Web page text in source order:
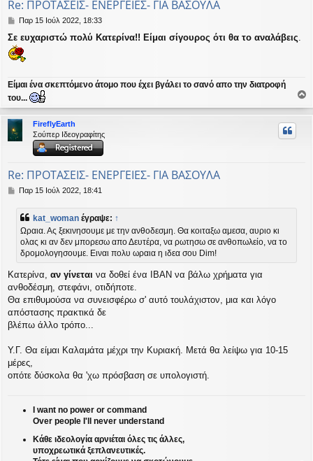
Re: ΠΡΟΤΑΣΕΙΣ- ΕΝΕΡΓΕΙΕΣ- ΓΙΑ ΒΑΣΟΥΛΑ
Δ
μ
ο
σ
ε
σ
η
Παρ 15 Ιούλ 2022, 18:33
Σε ευχαριστώ πολύ Κατερίνα!! Είμαι σίγουρος ότι θα το αναλάβεις.
Είμαι ένα σκεπτόμενο άτομο που έχει βγάλει το σανό απο την διατροφή
του...
ο
ρ
FireflyEarth
Σούπερ Ιδεογραφίτης
Re: ΠΡΟΤΑΣΕΙΣ- ΕΝΕΡΓΕΙΕΣ- ΓΙΑ ΒΑΣΟΥΛΑ
Δ
σ
σ
η
Παρ 15 Ιούλ 2022, 18:41
kat_woman έγραψε: ↑
Ωραια. Ας ξεκινησουμε με την ανθοδεσμη. Θα κοιταξω αμεσα, αυριο κι
ολας κι αν δεν μπορεσω απο Δευτέρα, να ρωτησω σε ανθοπωλείο, να το
δρομολογησουμε. Ειναι πολυ ωραια η ιδεα σου Dim!
Κατερίνα, αν γίνεται να δοθεί ένα IBAN να βάλω χρήματα για
ανθοδέσμη, στεφάνι, οτιδήποτε.
Θα επιθυμούσα να συνεισφέρω σ' αυτό τουλάχιστον, μια και λόγο
απόστασης πρακτικά δε
βλέπω άλλο τρόπο...
Υ.Γ. Θα είμαι Καλαμάτα μέχρι την Κυριακή. Μετά θα λείψω για 10-15
μέρες,
οπότε δύσκολα θα 'χω πρόσβαση σε υπολογιστή.
I want no power or command
Over people I'll never understand
Κάθε ιδεολογία αρνιέται όλες τις άλλες,
υποχρεωτικά ξεπλανευτικές.